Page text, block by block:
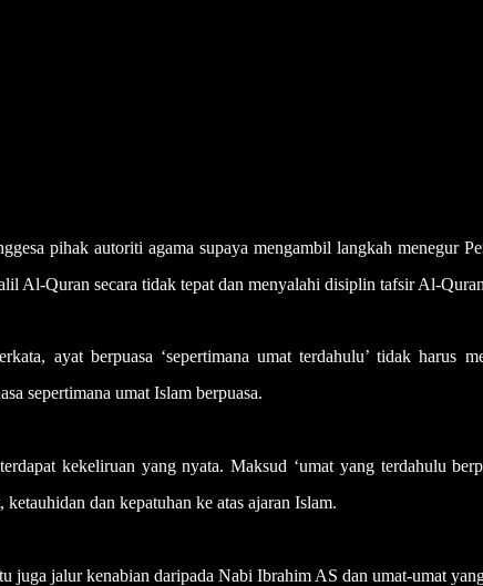
pihak autoriti agama supaya mengambil langkah menegur
Al-Quran secara tidak tepat dan menyalahi disiplin tafsir Al-
ayat berpuasa ‘sepertimana umat terdahulu’ tidak harus
sepertimana umat Islam berpuasa.
kekeliruan yang nyata. Maksud ‘umat yang terdahulu
dan kepatuhan ke atas ajaran Islam.
juga jalur kenabian daripada Nabi Ibrahim AS dan umat-umat